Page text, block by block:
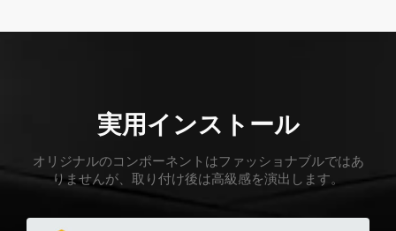
実用インストール
オリジナルのコンポーネントはファッショナブルではあ
りませんが、取り付け後は高級感を演出します。